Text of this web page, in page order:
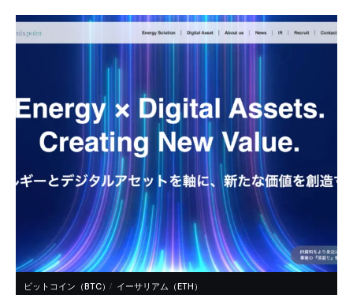
ビットコイン（BTC） イーサリアム（ETH）